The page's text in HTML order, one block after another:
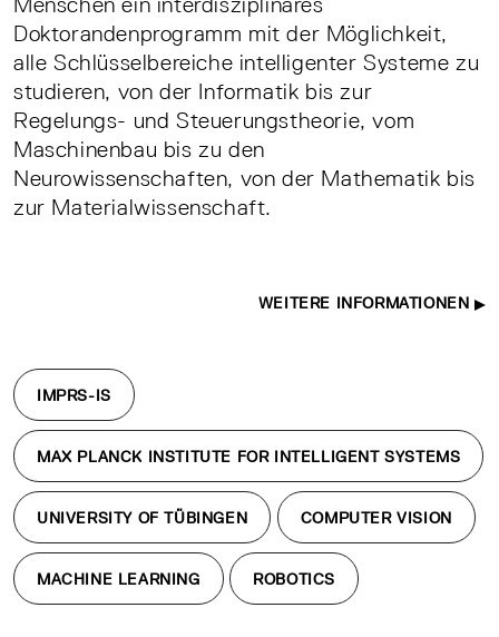
Menschen ein interdisziplinäres
Doktorandenprogramm mit der Möglichkeit,
alle Schlüsselbereiche intelligenter Systeme zu
studieren, von der Informatik bis zur
Regelungs- und Steuerungstheorie, vom
Maschinenbau bis zu den
Neurowissenschaften, von der Mathematik bis
zur Materialwissenschaft.
WEITERE INFORMATIONEN
IMPRS-IS
MAX PLANCK INSTITUTE FOR INTELLIGENT SYSTEMS
UNIVERSITY OF TÜBINGEN COMPUTER VISION
MACHINE LEARNING ROBOTICS